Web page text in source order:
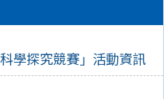
學探究競賽」活動資訊